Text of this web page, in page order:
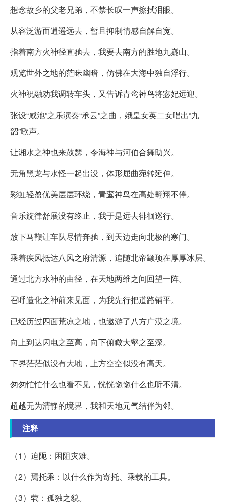
想念故乡的父老兄弟，不禁长叹一声擦拭泪眼。
从容泛游而逍遥远去，暂且抑制情感自解自宽。
指着南方火神径直驰去，我要去南方的胜地九嶷山。
观览世外之地的茫昧幽暗，仿佛在大海中独自浮行。
火神祝融劝我调转车头，又告诉青鸾神鸟将宓妃远迎。
张设“咸池”之乐演奏“承云”之曲，娥皇女英二女唱出“九
韶”歌声。
让湘水之神也来鼓瑟，令海神与河伯合舞助兴。
无角黑龙与水怪一起出没，体形屈曲宛转延伸。
彩虹轻盈优美层层环绕，青鸾神鸟在高处翱翔不停。
音乐旋律舒展没有终止，我于是远去徘徊巡行。
放下马鞭让车队尽情奔驰，到天边走向北极的寒门。
乘着疾风抵达八风之府清源，追随北帝颛顼在厚厚冰层。
通过北方水神的曲径，在天地两维之间回望一阵。
召呼造化之神前来见面，为我先行把道路铺平。
已经历过四面荒凉之地，也遨游了八方广漠之境。
向上到达闪电之至高，向下俯瞰大壑之至深。
下界茫茫似没有大地，上方空空似没有高天。
匆匆忙忙什么也看不见，恍恍惚惚什么也听不清。
超越无为清静的境界，我和天地元气结伴为邻。
注释
（1）迫阨：困阻灾难。
（2）焉托乘：以什么作为寄托、乘载的工具。
（3）茕：孤独之貌。